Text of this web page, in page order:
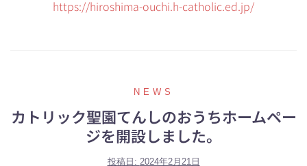
https://hiroshima-ouchi.h-catholic.ed.jp/
NEWS
カトリック聖園てんしのおうちホームペー
ジを開設しました。
投稿日: 2024年2月21日